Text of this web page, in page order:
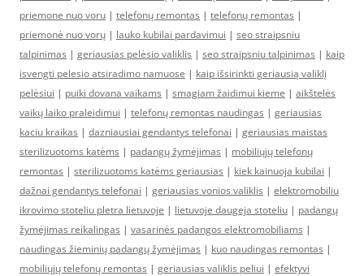
priemone nuo voru | telefonų remontas | telefonų remontas |
priemonė nuo vorų | lauko kubilai pardavimui | seo straipsniu
talpinimas | geriausias pelėsio valiklis | seo straipsniu talpinimas | kaip
isvengti pelesio atsiradimo namuose | kaip išsirinkti geriausią valiklį
pelėsiui | puiki dovana vaikams | smagiam žaidimui kieme | aikštelės
vaikų laiko praleidimui | telefonų remontas naudingas | geriausias
kaciu kraikas | dazniausiai gendantys telefonai | geriausias maistas
sterilizuotoms katėms | padangų žymėjimas | mobiliųjų telefonų
remontas | sterilizuotoms katėms geriausias | kiek kainuoja kubilai |
dažnai gendantys telefonai | geriausias vonios valiklis | elektromobiliu
ikrovimo stoteliu pletra lietuvoje | lietuvoje daugeja stoteliu | padangų
žymėjimas reikalingas | vasarinės padangos elektromobiliams |
naudingas žieminių padangų žymėjimas | kuo naudingas remontas |
mobiliųjų telefonų remontas | geriausias valiklis peliui | efektyvi